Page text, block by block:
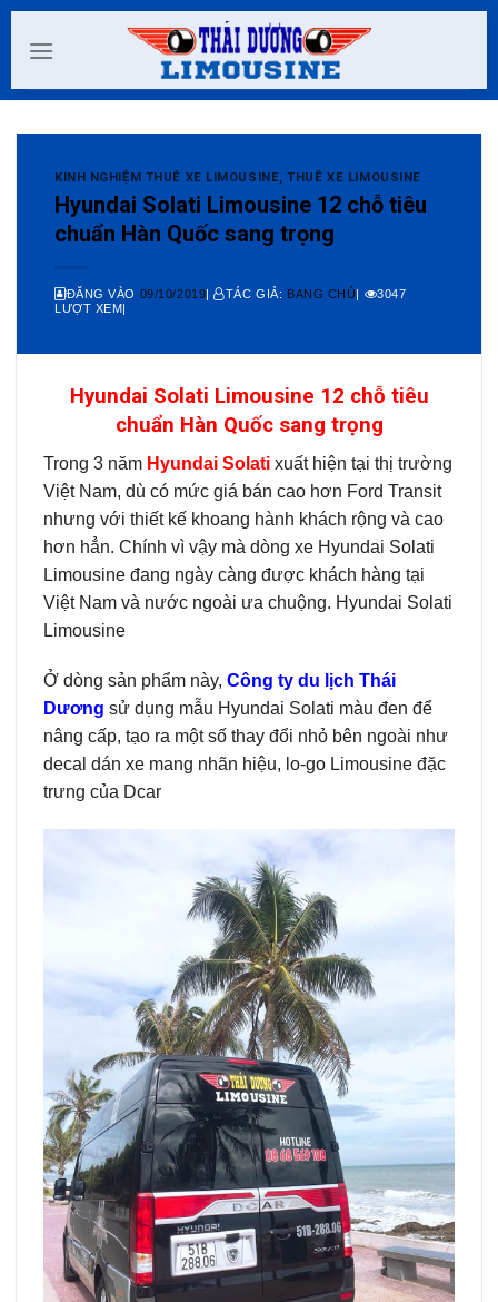
Skip
KINH NGHIỆM THUÊ XE LIMOUSINE,THUÊ XE LIMOUSINE
Hyundai Solati Limousine 12 chỗ tiêu
chuẩn Hàn Quốc sang trọng
ĐĂNG VÀO 09/10/2019| TÁC GIẢ: BANG CHỦ|
3047
LƯỢT XEM|
Hyundai Solati Limousine 12 chỗ tiêu
chuẩn Hàn Quốc sang trọng
Trong 3 năm Hyundai Solati xuất hiện tại thị trường
Việt Nam, dù có mức giá bán cao hơn Ford Transit
nhưng với thiết kế khoang hành khách rộng và cao
hơn hẳn. Chính vì vậy mà dòng xe Hyundai Solati
Limousine đang ngày càng được khách hàng tại
Việt Nam và nước ngoài ưa chuộng. Hyundai Solati
Limousine
Ở dòng sản phẩm này, Công ty du lịch Thái
Dương sử dụng mẫu Hyundai Solati màu đen để
nâng cấp, tạo ra một số thay đổi nhỏ bên ngoài như
decal dán xe mang nhãn hiệu, lo-go Limousine đặc
trưng của Dcar